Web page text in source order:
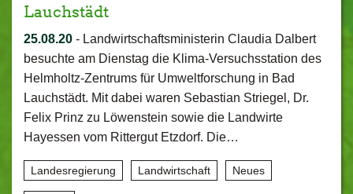
Lauchstädt
25.08.20 - Landwirtschaftsministerin Claudia Dalbert
besuchte am Dienstag die Klima-Versuchsstation des
Helmholtz-Zentrums für Umweltforschung in Bad
Lauchstädt. Mit dabei waren Sebastian Striegel, Dr.
Felix Prinz zu Löwenstein sowie die Landwirte
Hayessen vom Rittergut Etzdorf. Die…
Landesregierung Landwirtschaft Neues